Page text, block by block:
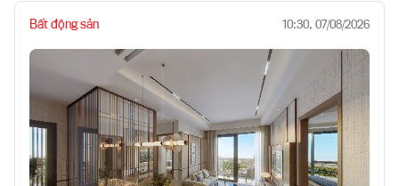
Bất động sản 10:30, 07/08/2026